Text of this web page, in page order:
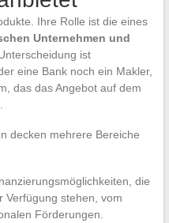
Ihre Rolle ist die eines
Unternehmen und
ist
eine Bank noch ein Makler,
das das Angebot auf dem
decken mehrere Bereiche
die
Verfügung stehen, vom
Förderungen.